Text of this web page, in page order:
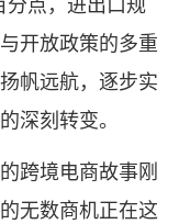
分点，进出口规
开放政策的多重
帆远航，逐步实
深刻转变。
跨境电商故事刚
无数商机正在这